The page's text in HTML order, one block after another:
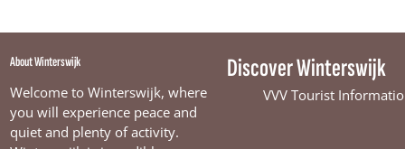
About Winterswijk
Welcome to Winterswijk, where
you will experience peace and
quiet and plenty of activity.
Discover Winterswijk
VVV Tourist